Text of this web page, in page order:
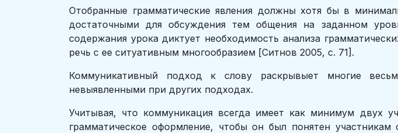
Отобранные грамматические явления должны хотя бы в
достаточными для обсуждения тем общения на заданном
содержания урока диктует необходимость анализа
речь с ее ситуативным многообразием [Ситнов 2005, с. 71].
Коммуникативный подход к слову раскрывыет многие
невыявленными при других подходах.
Учитывая, что коммуникация всегда имеет как минимум двух
грамматическое оформление, чтобы он был понятен